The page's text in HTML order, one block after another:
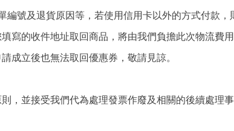
編號及退貨原因等，若使用信用卡以外的方式付款
填寫的收件地址取回商品，將由我們負擔此次物流費
請成立後也無法取回優惠券，敬請見諒。
，並接受我們代為處理發票作廢及相關的後續處理